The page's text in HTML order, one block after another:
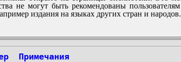
не могут быть рекомендованы
издания на языках других стран и народов.
Примечания